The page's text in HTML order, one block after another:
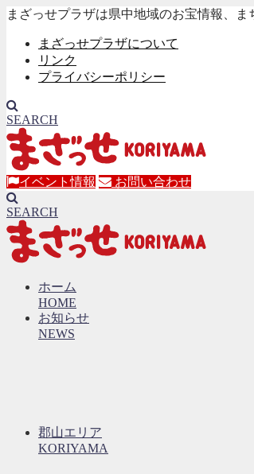
まざっせプラザは県中地域のお宝情報、
まざっせプラザについて
リンク
プライバシーポリシー
SEARCH
イベント情報 お問い合わせ
SEARCH
ホーム
HOME
お知らせ
NEWS
郡山エリア
KORIYAMA